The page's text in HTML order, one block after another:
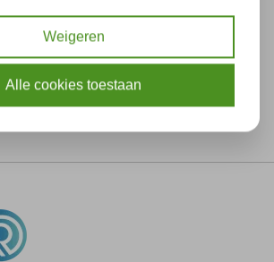
Specifications
Weigeren
Alle cookies toestaan